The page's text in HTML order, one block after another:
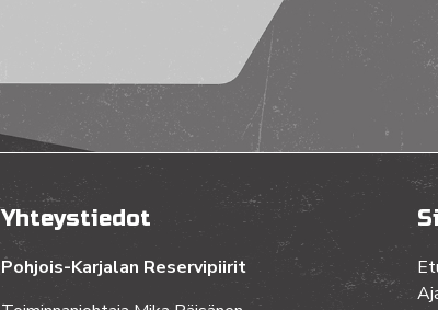
Yhteystiedot
Pohjois-Karjalan Reservipiirit